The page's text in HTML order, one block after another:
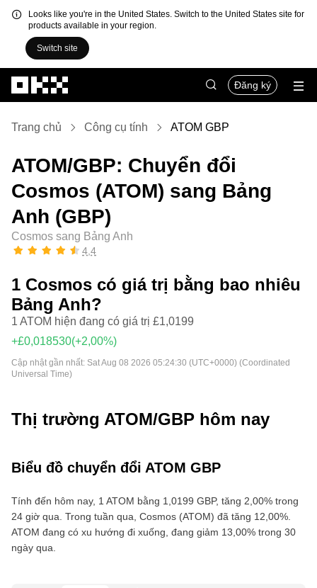
Looks like you're in the United States. Switch to the United States site for
products available in your region.
Switch site
Đăng ký
Trang chủ Công cụ tính ATOM GBP
ATOM/GBP: Chuyển đổi
Cosmos (ATOM) sang Bảng
Anh (GBP)
Cosmos sang Bảng Anh
4,4
1 Cosmos có giá trị bằng bao nhiêu
Bảng Anh?
1 ATOM hiện đang có giá trị £1,0199
+£0,018530(+2,00%)
Cập nhật gần nhất: Sat Aug 08 2026 05:24:30 (UTC+0000) (Coordinated
Universal Time)
Thị trường ATOM/GBP hôm nay
Biểu đồ chuyển đổi ATOM GBP
Tính đến hôm nay, 1 ATOM bằng 1,0199 GBP, tăng 2,00% trong
24 giờ qua. Trong tuần qua, Cosmos (ATOM) đã tăng 12,00%.
ATOM đang có xu hướng đi xuống, đang giảm 13,00% trong 30
ngày qua.